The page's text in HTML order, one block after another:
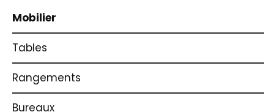
Mobilier
Tables
Rangements
Bureaux